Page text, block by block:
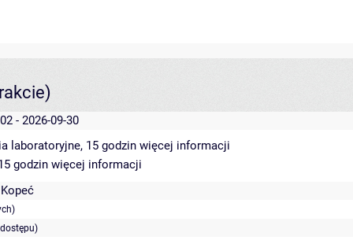
- 2026-09-30
laboratoryjne, 15 godzin więcej informacji
godzin więcej informacji